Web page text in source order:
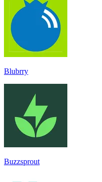
Blubrry
Buzzsprout